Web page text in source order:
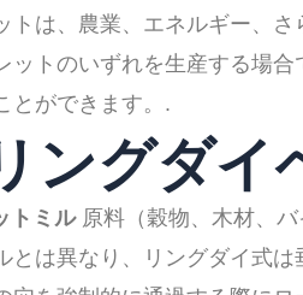
トは、農業、エネルギー、
ットのいずれを生産する場
とができます。.
ングダイ
トミル原料（穀物、木材、バ
とは異なり、リングダイ式